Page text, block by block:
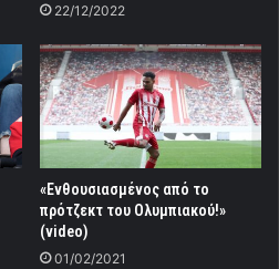
22/12/2022
«Ενθουσιασμένος από το
πρότζεκτ του Ολυμπιακού!»
(video)
01/02/2021